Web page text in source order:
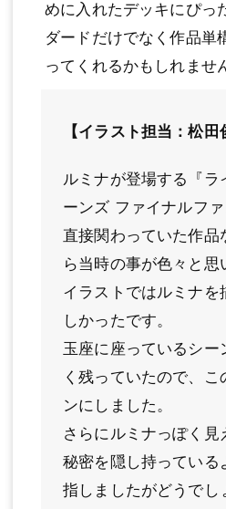
めに入れたデッキにぴっ
ダードだけでなく作品単
ってくれるかもしれませ
【イラスト担当：松田
ルミナが登場する『ラ
ーンズ ファイナルフ
直接関わっていた作品
ら当時の事が色々と思
イラストではルミナを
しかったです。
玉座に座っているシー
く残っていたので、こ
ンにしました。
さらにルミナっぽく見
秘密を隠し持っている
指しましたがどうでし